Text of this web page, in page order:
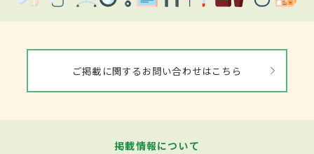
ご掲載に関するお問い合わせはこちら
掲載情報について